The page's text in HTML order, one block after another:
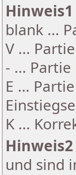
Hinweis1
blank ...
V ...
- ...
E ...
K ...
Hinweis2
und sind